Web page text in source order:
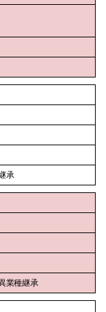
承
業種継承